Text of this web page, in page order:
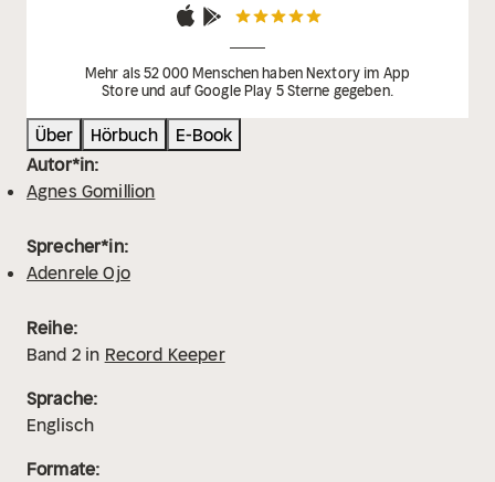
Mehr als 52 000 Menschen haben Nextory im App
Store und auf Google Play 5 Sterne gegeben.
Über Hörbuch
E-Book
Autor*in:
Agnes Gomillion
Sprecher*in:
Adenrele Ojo
Reihe:
Band 2in Record Keeper
Sprache:
Englisch
Formate: